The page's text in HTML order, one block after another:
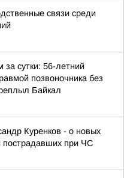
связи среди
сутки: 56-летний
позвоночника без
Байкал
Куренков - о новых
пострадавших при ЧС